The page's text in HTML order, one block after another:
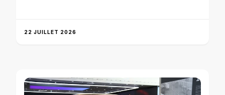
22 JUILLET 2026